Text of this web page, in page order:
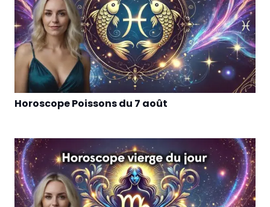
Horoscope Poissons du 7 août